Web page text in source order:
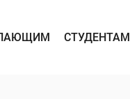
СТУДЕНТАМ